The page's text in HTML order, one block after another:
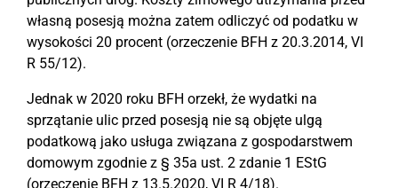
własną posesją można zatem odliczyć od podatku w
wysokości 20 procent (orzeczenie BFH z 20.3.2014, VI
R 55/12).
Jednak w 2020 roku BFH orzekł, że wydatki na
sprzątanie ulic przed posesją nie są objęte ulgą
podatkową jako usługa związana z gospodarstwem
domowym zgodnie z § 35a ust. 2 zdanie 1 EStG
(orzeczenie BFH z 13.5.2020, VI R 4/18).